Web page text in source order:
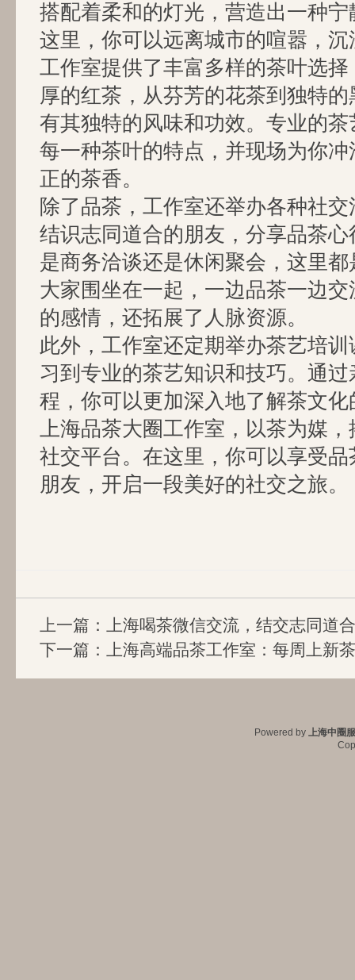
搭配着柔和的灯光，营造出一种
这里，你可以远离城市的喧嚣，
工作室提供了丰富多样的茶叶选
厚的红茶，从芬芳的花茶到独特
有其独特的风味和功效。专业的
每一种茶叶的特点，并现场为你
正的茶香。
除了品茶，工作室还举办各种社
结识志同道合的朋友，分享品茶
是商务洽谈还是休闲聚会，这里
大家围坐在一起，一边品茶一边
的感情，还拓展了人脉资源。
此外，工作室还定期举办茶艺培
习到专业的茶艺知识和技巧。通
程，你可以更加深入地了解茶文
上海品茶大圈工作室，以茶为媒
社交平台。在这里，你可以享受
朋友，开启一段美好的社交之旅。
上一篇： 上海喝茶微信交流，结交志同道
下一篇： 上海高端品茶工作室：每周上新茶
Powered by 上海中圈